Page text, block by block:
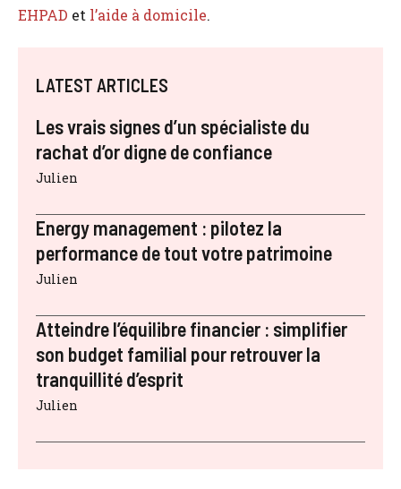
EHPAD et l’aide à domicile.
LATEST ARTICLES
Les vrais signes d’un spécialiste du
rachat d’or digne de confiance
Julien
Energy management : pilotez la
performance de tout votre patrimoine
Julien
Atteindre l’équilibre financier : simplifier
son budget familial pour retrouver la
tranquillité d’esprit
Julien